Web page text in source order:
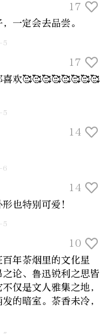
17
一定会去品尝。
5
17
欢🥰🥰🥰🥰🥰🥰🥰🥰
5
14
6
14
也特别可爱！
5
10
年茶烟里的文化星
论、鲁迅锐利之思皆
仅是文人雅集之地，
的暗室。茶香未冷，